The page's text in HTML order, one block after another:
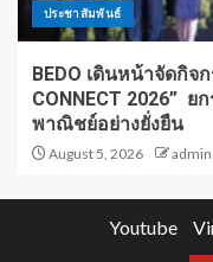
ประชาสัมพันธ์
BEDO เดินหน้าจัดกิจ
CONNECT 2026”
พาณิชย์อย่างยั่งยืน
August 5, 2026 admin
Youtube